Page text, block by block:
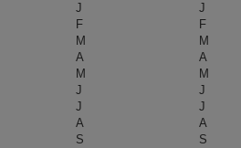
J
J
F
F
M
M
A
A
M
M
J
J
J
J
A
A
S
S